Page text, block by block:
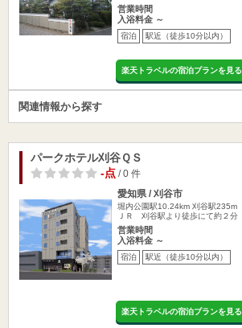
営業時間
入浴料金 ～
宿泊 駅近（徒歩10分以内）
楽天トラベルの宿泊プランを見る
関連情報から探す
パークホテル刈谷ＱＳ
-点/ 0 件
愛知県 / 刈谷市
堀内公園駅10.24km 刈谷駅235m
ＪＲ 刈谷駅より徒歩にて約２分
営業時間
入浴料金 ～
宿泊 駅近（徒歩10分以内）
楽天トラベルの宿泊プランを見る